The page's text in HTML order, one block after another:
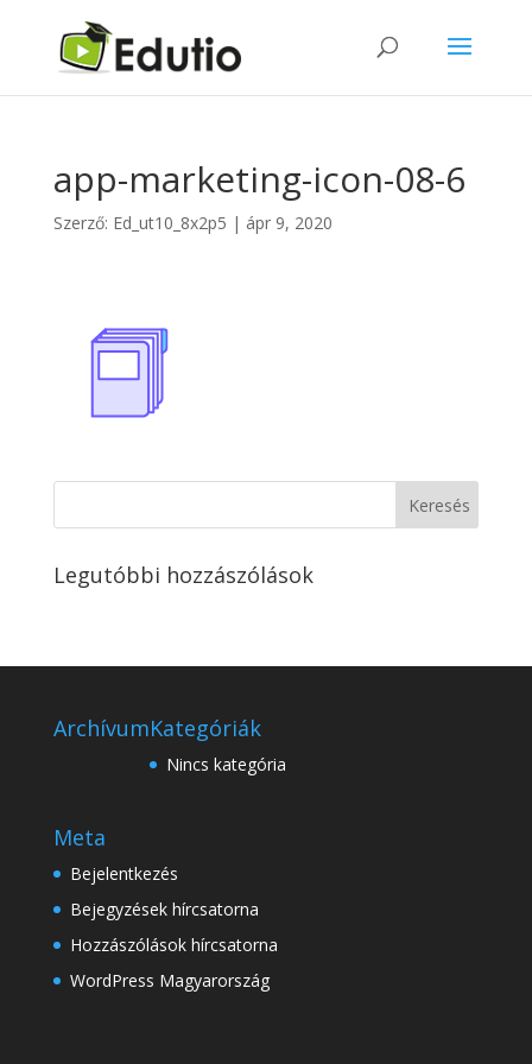
app-marketing-icon-08-6
Szerző: Ed_ut10_8x2p5 | ápr 9, 2020
Legutóbbi hozzászólások
ArchívumKategóriák
Nincs kategória
Meta
Bejelentkezés
Bejegyzések hírcsatorna
Hozzászólások hírcsatorna
WordPress Magyarország